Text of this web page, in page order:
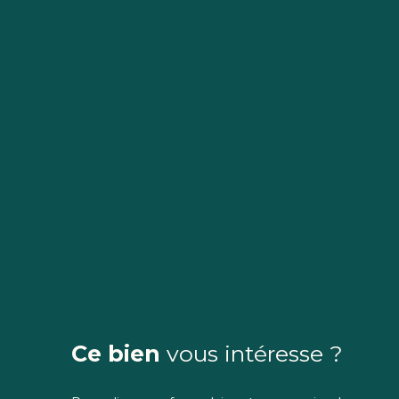
Ce bien vous intéresse ?